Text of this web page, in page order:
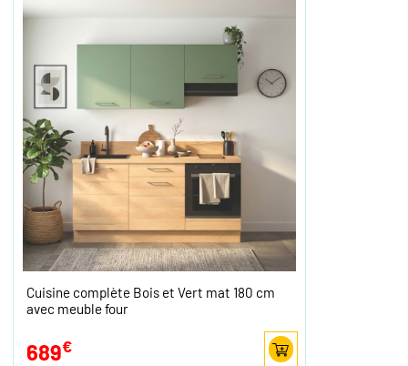
Cuisine complète Bois et Vert mat 180 cm
avec meuble four
689€